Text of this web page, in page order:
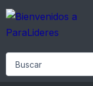
Skip
content